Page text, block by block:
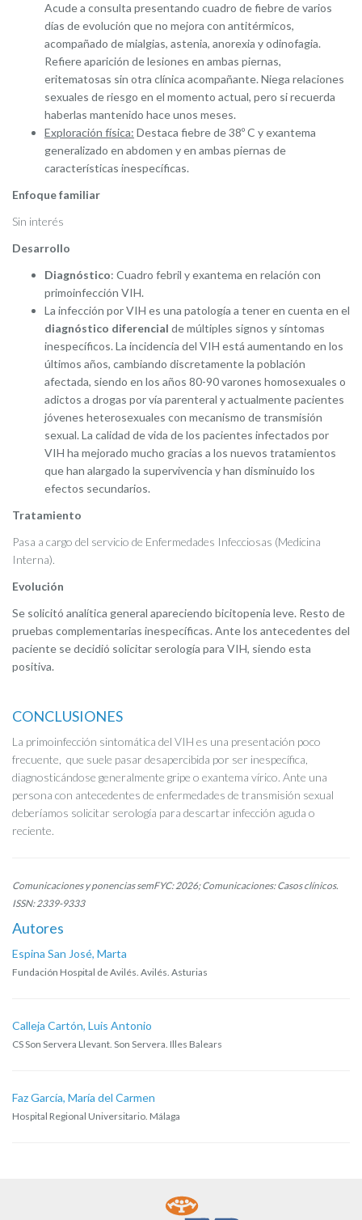
Acude a consulta presentando cuadro de fiebre de varios
días de evolución que no mejora con antitérmicos,
acompañado de mialgias, astenia, anorexia y odinofagia.
Refiere aparición de lesiones en ambas piernas,
eritematosas sin otra clínica acompañante. Niega relaciones
sexuales de riesgo en el momento actual, pero si recuerda
haberlas mantenido hace unos meses.
Exploración física: Destaca fiebre de 38º C y exantema
generalizado en abdomen y en ambas piernas de
características inespecíficas.
Enfoque familiar
Sin interés
Desarrollo
Diagnóstico: Cuadro febril y exantema en relación con
primoinfección VIH.
La infección por VIH es una patología a tener en cuenta en el
diagnóstico diferencial de múltiples signos y síntomas
inespecíficos. La incidencia del VIH está aumentando en los
últimos años, cambiando discretamente la población
afectada, siendo en los años 80-90 varones homosexuales o
adictos a drogas por vía parenteral y actualmente pacientes
jóvenes heterosexuales con mecanismo de transmisión
sexual. La calidad de vida de los pacientes infectados por
VIH ha mejorado mucho gracias a los nuevos tratamientos
que han alargado la supervivencia y han disminuido los
efectos secundarios.
Tratamiento
Pasa a cargo del servicio de Enfermedades Infecciosas (Medicina
Interna).
Evolución
Se solicitó analítica general apareciendo bicitopenia leve. Resto de
pruebas complementarias inespecíficas. Ante los antecedentes del
paciente se decidió solicitar serología para VIH, siendo esta
positiva.
CONCLUSIONES
La primoinfección sintomática del VIH es una presentación poco
frecuente, que suele pasar desapercibida por ser inespecífica,
diagnosticándose generalmente gripe o exantema vírico. Ante una
persona con antecedentes de enfermedades de transmisión sexual
deberíamos solicitar serología para descartar infección aguda o
reciente.
Comunicaciones y ponencias semFYC: 2026; Comunicaciones: Casos clínicos.
ISSN: 2339-9333
Autores
Espina San José, Marta
Fundación Hospital de Avilés. Avilés. Asturias
Calleja Cartón, Luis Antonio
CS Son Servera Llevant. Son Servera. Illes Balears
Faz García, María del Carmen
Hospital Regional Universitario. Málaga